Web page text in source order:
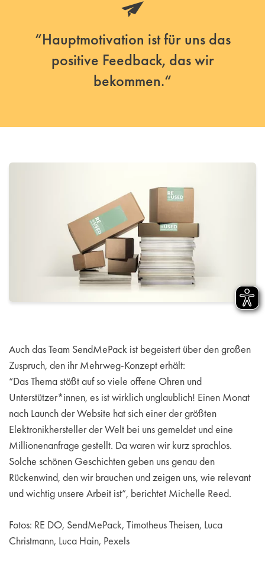
“Hauptmotivation ist für uns das
positive Feedback, das wir
bekommen.“
Auch das Team SendMePack ist begeistert über den großen
Zuspruch, den ihr Mehrweg-Konzept erhält:
“Das Thema stößt auf so viele offene Ohren und
Unterstützer*innen, es ist wirklich unglaublich! Einen Monat
nach Launch der Website hat sich einer der größten
Elektronikhersteller der Welt bei uns gemeldet und eine
Millionenanfrage gestellt. Da waren wir kurz sprachlos.
Solche schönen Geschichten geben uns genau den
Rückenwind, den wir brauchen und zeigen uns, wie relevant
und wichtig unsere Arbeit ist”, berichtet Michelle Reed.
Fotos: RE DO, SendMePack, Timotheus Theisen, Luca
Christmann, Luca Hain, Pexels